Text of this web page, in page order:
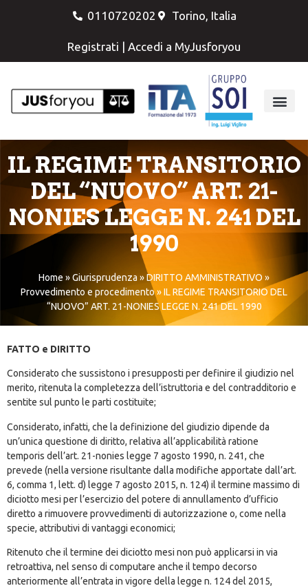
0110720202 Torino, Italia
Registrati | Accedi a MyJusforyou
IL REGIME TRANSITORIO
DEL “NUOVO” ART. 21-
NONIES LEGGE N. 241 DEL
1990
Home »Giurisprudenza »DIRITTO AMMINISTRATIVO »
Provvedimento e procedimento»IL REGIME TRANSITORIO DEL
“NUOVO” ART. 21-NONIES LEGGE N. 241 DEL 1990
FATTO e DIRITTO
Considerato che sussistono i presupposti per definire il giudizio nel
merito, ritenuta la completezza dell’istruttoria e del contradditorio e
sentite sul punto le parti costituite;
Considerato, infatti, che la definizione del giudizio dipende da
un’unica questione di diritto, relativa all’applicabilità ratione
temporis dell’art. 21-nonies legge 7 agosto 1990, n. 241, che
prevede (nella versione risultante dalla modifiche apportate dall’art.
6, comma 1, lett. d) legge 7 agosto 2015, n. 124) il termine massimo di
diciotto mesi per l’esercizio del potere di annullamento d’ufficio
diretto a rimuovere provvedimenti di autorizzazione o, come nella
specie, attributivi di vantaggi economici;
Ritenuto che il termine dei diciotto mesi non può applicarsi in via
retroattiva, nel senso di computare anche il tempo decorso
anteriormente all’entrata in vigore della legge n. 124 del 2015,